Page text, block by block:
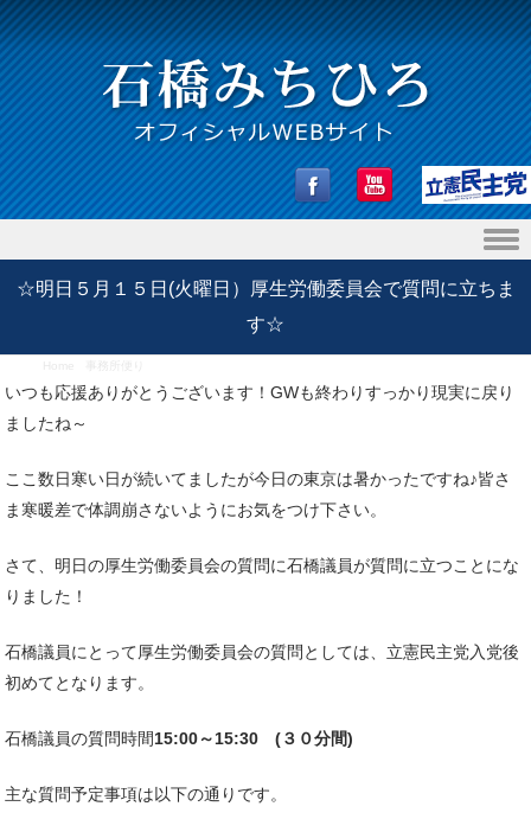
Skip to content
☆明日５月１５日(火曜日）厚生労働委員会で質問に立ちま
す☆
いつも応援ありがとうございます！GWも終わりすっかり現実に戻り
ましたね～
ここ数日寒い日が続いてましたが今日の東京は暑かったですね♪皆さ
ま寒暖差で体調崩さないようにお気をつけ下さい。
さて、明日の厚生労働委員会の質問に石橋議員が質問に立つことにな
りました！
石橋議員にとって厚生労働委員会の質問としては、立憲民主党入党後
初めてとなります。
石橋議員の質問時間15:00～15:30 (３０分間)
主な質問予定事項は以下の通りです。